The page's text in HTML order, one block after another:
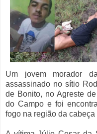
Um jovem morador
assassinado no sítio
de Bonito, no Agreste
do Campo e foi
fogo na região da